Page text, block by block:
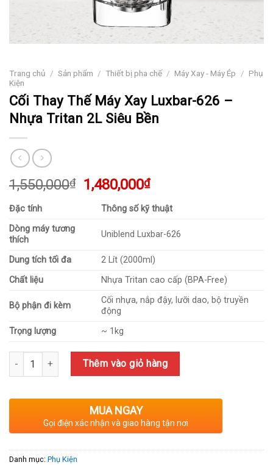
Trang chủ / Sản phẩm / Thiết bị pha chế / Máy Xay - Máy Ép / Phụ
Kiện
Cối Thay Thế Máy Xay Luxbar-626 –
Nhựa Tritan 2L Siêu Bền
1,550,000₫
Giá
1,550,000₫.
1,480,000₫Giá
tại
là:
1,480,000₫.
Đặc tính
Thông số kỹ thuật
Dòng máy tương
thích
Uniblend Luxbar-626
Dung tích tối đa
2 Lít (2000ml)
Chất liệu
Nhựa Tritan cao cấp (BPA-Free)
Bộ phận đi kèm
Cối nhựa, nắp đậy, lưỡi dao, bộ truyền
động
Trọng lượng
~ 1kg
Số lượng Thêm vào giỏ hàng
MUA NGAY
Gọi điện xác nhận và giao hàng tận nơi
Danh mục: Phụ Kiện